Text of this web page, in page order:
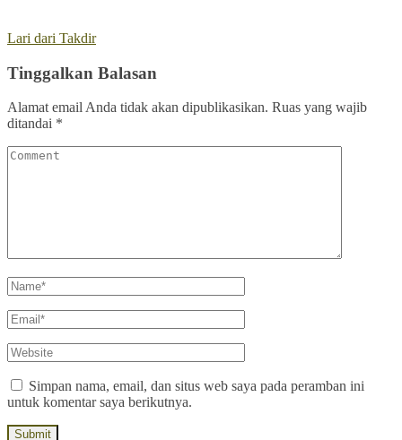
Navigasi
pos
Lari dari Takdir
Tinggalkan Balasan
Alamat email Anda tidak akan dipublikasikan. Ruas yang wajib
ditandai *
Comment
Name*
Email*
Website
Simpan nama, email, dan situs web saya pada peramban ini
untuk komentar saya berikutnya.